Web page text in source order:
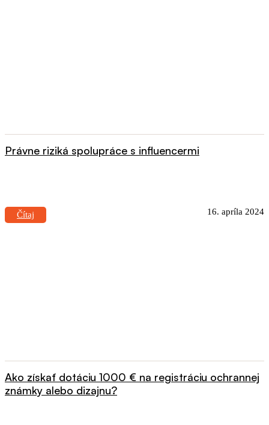
Právne riziká spolupráce s influencermi
16. apríla 2024
Čítaj
Ako získať dotáciu 1000 € na registráciu ochrannej
známky alebo dizajnu?